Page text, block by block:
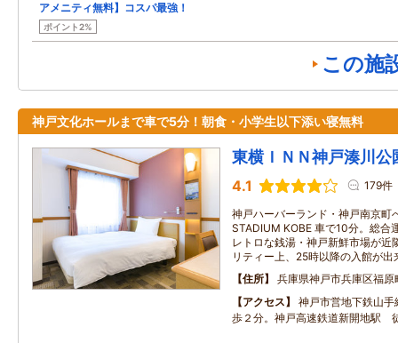
アメニティ無料】コスパ最強！
ポイント2%
この施
神戸文化ホールまで車で5分！朝食・小学生以下添い寝無料
東横ＩＮＮ神戸湊川公
4.1 179件
神戸ハーバーランド・神戸南京町
STADIUM KOBE 車で10分。総合
レトロな銭湯・神戸新鮮市場が近
リティー上、25時以降の入館が出
住所
兵庫県神戸市兵庫区福原
アクセス
神戸市営地下鉄山
歩２分。神戸高速鉄道新開地駅